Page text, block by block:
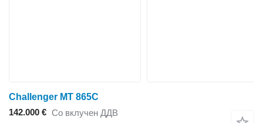
Challenger MT 865C
142.000 € Со вклучен ДДВ